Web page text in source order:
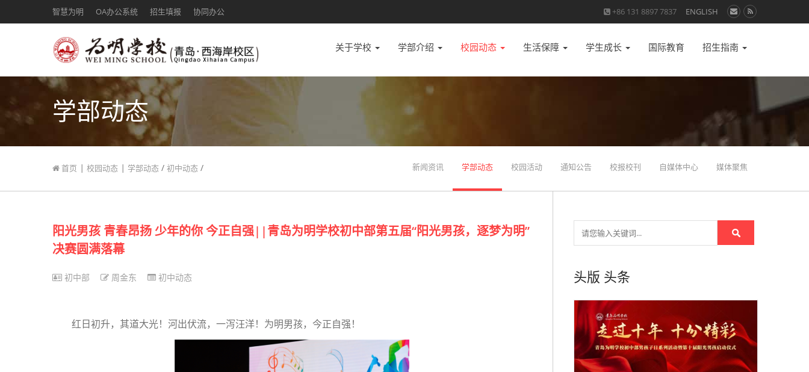
智慧为明 OA办公系统 招生填报 协同办公 +86 131 8897 7837 ENGLISH
关于学校 学部介绍 校园动态 生活保障 学生成长 国际教育 招生指南
学部动态
首页 | 校园动态 | 学部动态 / 初中动态 / 新闻资讯 学部动态 校园活动 通知公告 校报校刊 自媒体中心 媒体聚焦
阳光男孩 青春昂扬 少年的你 今正自强||青岛为明学校初中部第五届“阳光男孩，逐梦为明”
决赛圆满落幕
初中部 周金东 初中动态
红日初升，其道大光！河出伏流，一泻汪洋！为明男孩，今正自强！
头版 头条